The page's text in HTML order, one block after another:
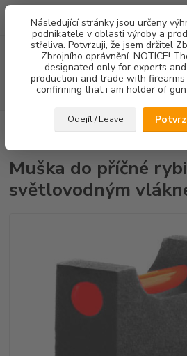
Následující stránky jsou určeny
podnikatele v oblasti výroby a
střeliva. Potvrzuji, že jsem držitel
Zbrojního oprávnění. NOTICE!
designated only for experts
production and trade with firearms
confirming that i am holder of
Odejít / Leave
CZ75/CZ85 Mušky
Muška do příčné
světlovodným